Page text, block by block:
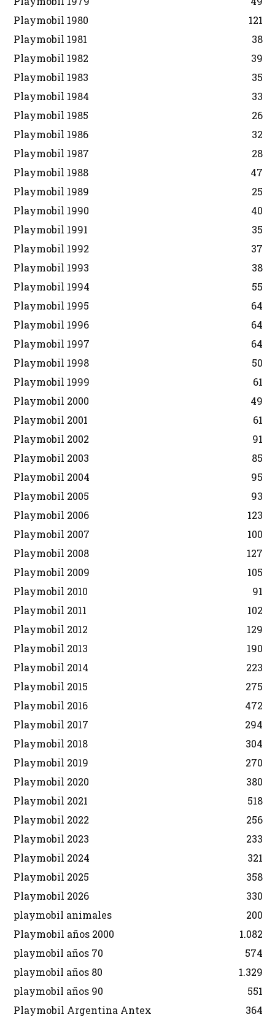
Playmobil 1980
121
Playmobil 1981
38
Playmobil 1982
39
Playmobil 1983
35
Playmobil 1984
33
Playmobil 1985
26
Playmobil 1986
32
Playmobil 1987
28
Playmobil 1988
47
Playmobil 1989
25
Playmobil 1990
40
Playmobil 1991
35
Playmobil 1992
37
Playmobil 1993
38
Playmobil 1994
55
Playmobil 1995
64
Playmobil 1996
64
Playmobil 1997
64
Playmobil 1998
50
Playmobil 1999
61
Playmobil 2000
49
Playmobil 2001
61
Playmobil 2002
91
Playmobil 2003
85
Playmobil 2004
95
Playmobil 2005
93
Playmobil 2006
123
Playmobil 2007
100
Playmobil 2008
127
Playmobil 2009
105
Playmobil 2010
91
Playmobil 2011
102
Playmobil 2012
129
Playmobil 2013
190
Playmobil 2014
223
Playmobil 2015
275
Playmobil 2016
472
Playmobil 2017
294
Playmobil 2018
304
Playmobil 2019
270
Playmobil 2020
380
Playmobil 2021
518
Playmobil 2022
256
Playmobil 2023
233
Playmobil 2024
321
Playmobil 2025
358
Playmobil 2026
330
playmobil animales
200
Playmobil años 2000
1.082
playmobil años 70
574
playmobil años 80
1.329
playmobil años 90
551
Playmobil Argentina Antex
364